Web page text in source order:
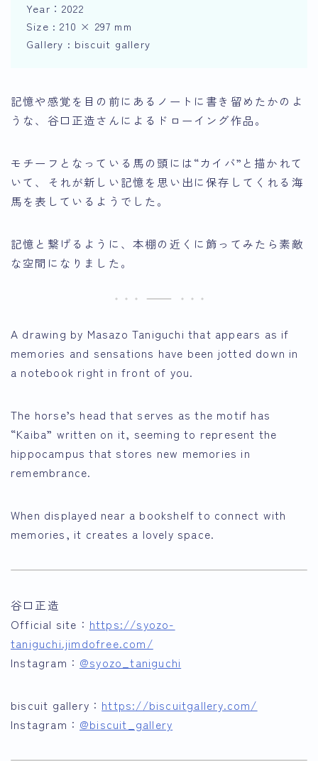
Year：2022
Size : 210 × 297 mm
Gallery : biscuit gallery
記憶や感覚を目の前にあるノートに書き留めたかのよ
うな、谷口正造さんによるドローイング作品。
モチーフとなっている馬の頭には“カイバ”と描かれて
いて、それが新しい記憶を思い出に保存してくれる海
馬を表しているようでした。
記憶と繋げるように、本棚の近くに飾ってみたら素敵
な空間になりました。
A drawing by Masazo Taniguchi that appears as if
memories and sensations have been jotted down in
a notebook right in front of you.
The horse’s head that serves as the motif has
“Kaiba” written on it, seeming to represent the
hippocampus that stores new memories in
remembrance.
When displayed near a bookshelf to connect with
memories, it creates a lovely space.
谷口正造
Official site： https://syozo-
taniguchi.jimdofree.com/
Instagram： @syozo_taniguchi
biscuit gallery： https://biscuitgallery.com/
Instagram： @biscuit_gallery